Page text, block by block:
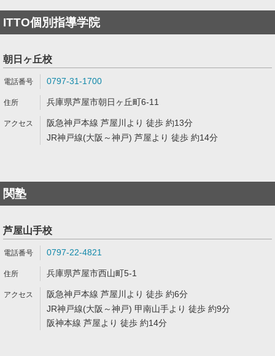
ITTO個別指導学院
朝日ヶ丘校
0797-31-1700
兵庫県芦屋市朝日ヶ丘町6-11
阪急神戸本線 芦屋川より 徒歩 約13分
JR神戸線(大阪～神戸) 芦屋より 徒歩 約14分
関塾
芦屋山手校
0797-22-4821
兵庫県芦屋市西山町5-1
阪急神戸本線 芦屋川より 徒歩 約6分
JR神戸線(大阪～神戸) 甲南山手より 徒歩 約9分
阪神本線 芦屋より 徒歩 約14分